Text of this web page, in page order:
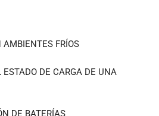
AMBIENTES FRÍOS
DE CARGA DE UNA
DE BATERÍAS